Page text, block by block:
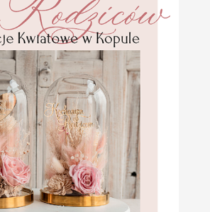
element pamiatkowa
kazda nasza ślubny album
na wasze zamowienie. Jeżli
księga gości ślub i wesele
Księga wykonana ręcznie z
personalizacja okładki w
wydruk pierwszej kartki w
Kartki dostepne podczas
drewniana grawerowana
pamiatką na długie lata.
grawerowane imiona i data
którzy doceniają piękno